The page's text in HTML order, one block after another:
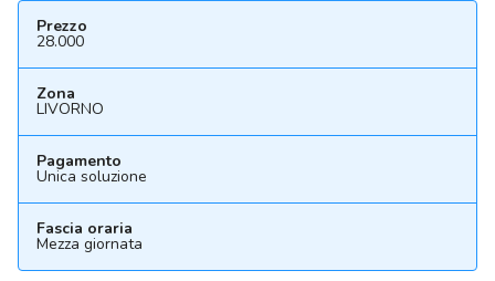
Prezzo
28.000
Zona
LIVORNO
Pagamento
Unica soluzione
Fascia oraria
Mezza giornata